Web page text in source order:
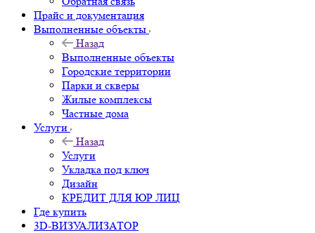
Прайс и документация
Выполненные объекты
Назад
Выполненные объекты
Городские территории
Парки и скверы
Жилые комплексы
Частные дома
Услуги
Назад
Услуги
Укладка под ключ
Дизайн
КРЕДИТ ДЛЯ ЮР ЛИЦ
Где купить
3D-ВИЗУАЛИЗАТОР